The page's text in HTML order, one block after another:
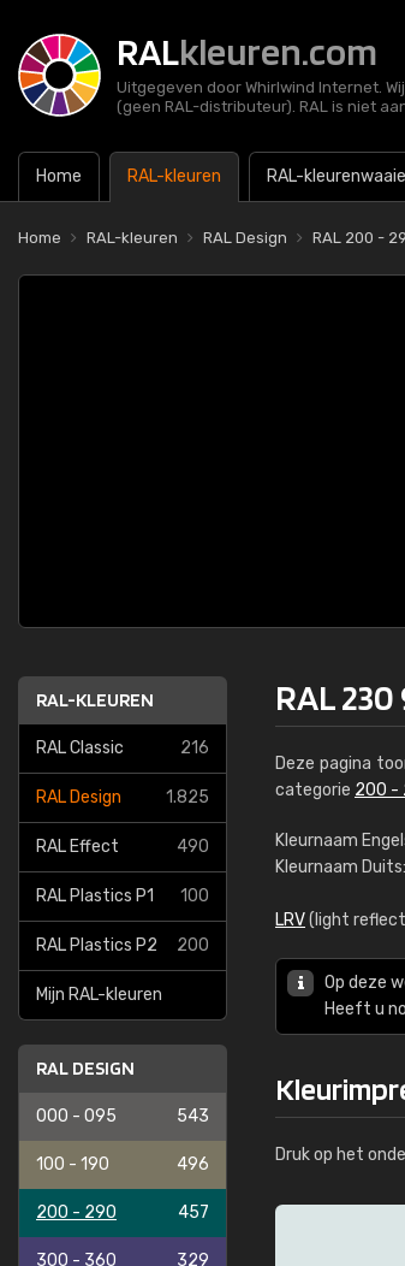
RALkleuren.com
Uitgegeven door Whirlwind Internet.
(geen RAL-distributeur). RAL is niet
Home RAL-kleuren RAL-
Home RAL-kleuren RAL Design RAL 200 -
RAL-KLEUREN
RAL Classic 216
RAL Design 1.825
RAL Effect 490
RAL Plastics P1 100
RAL Plastics P2 200
Mijn RAL-kleuren
RAL DESIGN
000 - 095 543
100 - 190 496
200 - 290 457
300 - 360 329
RAL
Deze pagina
categorie 200 -
Kleurnaam
Kleurnaam Duits:
LRV(light
Op deze
Heeft u
Druk op het